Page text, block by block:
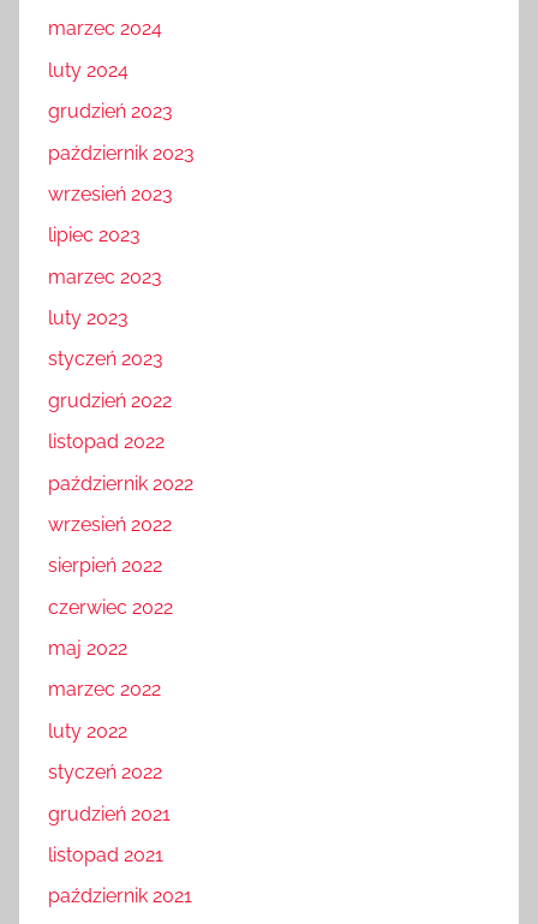
marzec 2024
luty 2024
grudzień 2023
październik 2023
wrzesień 2023
lipiec 2023
marzec 2023
luty 2023
styczeń 2023
grudzień 2022
listopad 2022
październik 2022
wrzesień 2022
sierpień 2022
czerwiec 2022
maj 2022
marzec 2022
luty 2022
styczeń 2022
grudzień 2021
listopad 2021
październik 2021